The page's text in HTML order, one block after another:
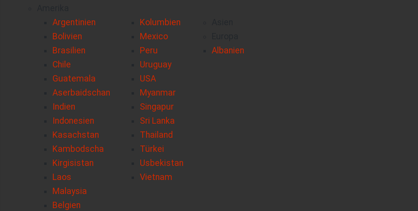
Argentinien
Bolivien
Brasilien
Chile
Guatemala
Kolumbien
Mexico
Peru
Uruguay
USA
Aserbaidschan
Indien
Indonesien
Kasachstan
Kambodscha
Kirgisistan
Laos
Malaysia
Myanmar
Singapur
Sri Lanka
Thailand
Türkei
Usbekistan
Vietnam
Albanien
Belgien